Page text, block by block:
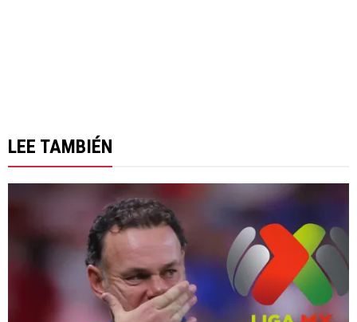
LEE TAMBIÉN